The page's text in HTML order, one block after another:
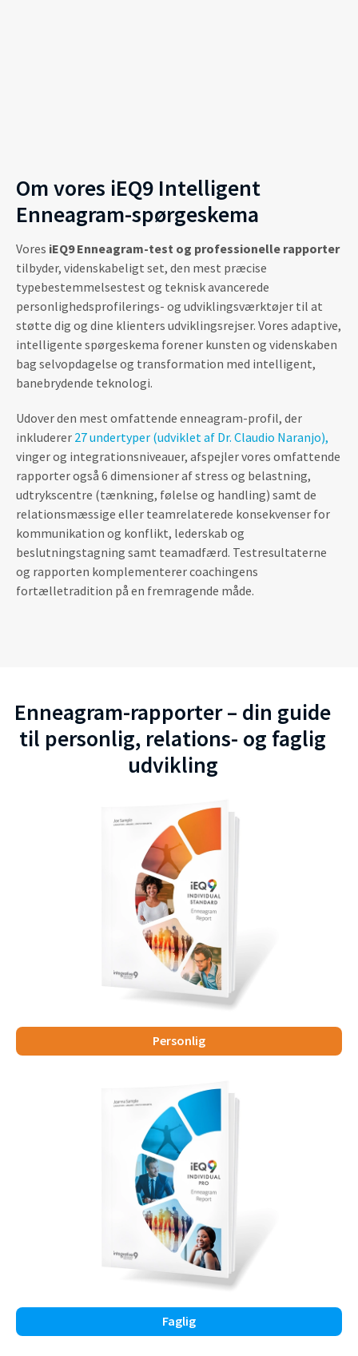
Om vores iEQ9 Intelligent
Enneagram-spørgeskema
Vores iEQ9 Enneagram-test og professionelle rapporter
tilbyder, videnskabeligt set, den mest præcise
typebestemmelsestest og teknisk avancerede
personlighedsprofilerings- og udviklingsværktøjer til at
støtte dig og dine klienters udviklingsrejser. Vores adaptive,
intelligente spørgeskema forener kunsten og videnskaben
bag selvopdagelse og transformation med intelligent,
banebrydende teknologi.
Udover den mest omfattende enneagram-profil, der
inkluderer 27 undertyper (udviklet af Dr. Claudio Naranjo),
vinger og integrationsniveauer, afspejler vores omfattende
rapporter også 6 dimensioner af stress og belastning,
udtrykscentre (tænkning, følelse og handling) samt de
relationsmæssige eller teamrelaterede konsekvenser for
kommunikation og konflikt, lederskab og
beslutningstagning samt teamadfærd. Testresultaterne
og rapporten komplementerer coachingens
fortælletradition på en fremragende måde.
Enneagram-rapporter – din guide
til personlig, relations- og faglig
udvikling
Personlig
Faglig